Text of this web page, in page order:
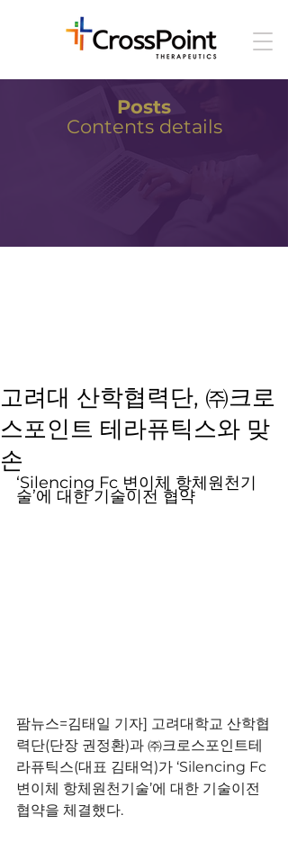
Posts
Contents details
고려대 산학협력단, ㈜크로
스포인트 테라퓨틱스와 맞
손
‘Silencing Fc 변이체 항체원천기
술’에 대한 기술이전 협약
팜뉴스=김태일 기자] 고려대학교 산학협
력단(단장 권정환)과 ㈜크로스포인트테
라퓨틱스(대표 김태억)가 ‘Silencing Fc
변이체 항체원천기술’에 대한 기술이전
협약을 체결했다.